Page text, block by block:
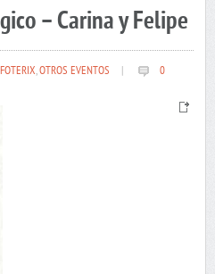
– Carina y Felipe
FOTERIX,OTROS EVENTOS 0